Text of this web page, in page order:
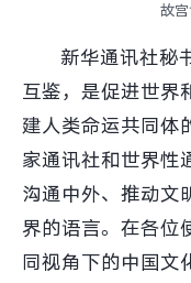
故
新华通讯社秘
互鉴，是促进世界
建人类命运共同体
家通讯社和世界性
沟通中外、推动文
界的语言。在各位
同视角下的中国文